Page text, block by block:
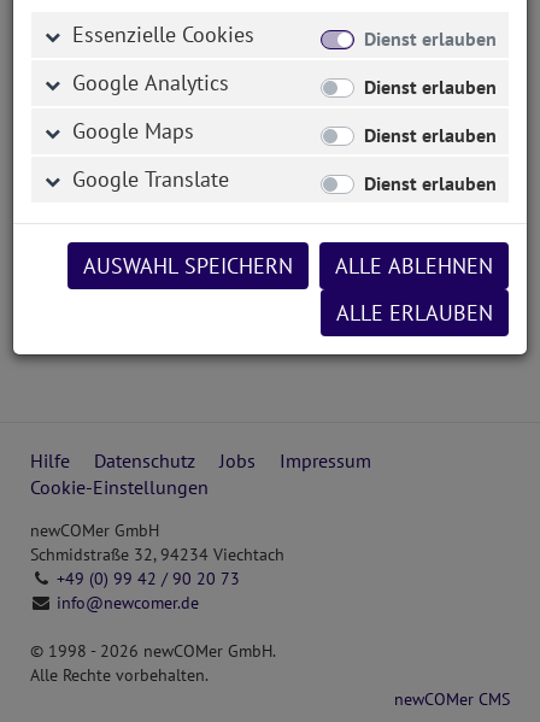
individuelle Software nach Kundenwunsch.
Hilfe Datenschutz Jobs
Impressum
Cookie-Einstellungen
newCOMer GmbH
Schmidstraße 32, 94234 Viechtach
+49 (0) 99 42 / 90 20 73
info@newcomer.de
© 1998 - 2026 newCOMer GmbH.
Alle Rechte vorbehalten.
newCOMer CMS
Essenzielle Cookies Dienst erlauben
Google Analytics Dienst erlauben
Google Maps Dienst erlauben
Google Translate Dienst erlauben
AUSWAHL SPEICHERN
ALLE ABLEHNEN
ALLE ERLAUBEN